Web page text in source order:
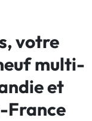
votre
multi-
et
France